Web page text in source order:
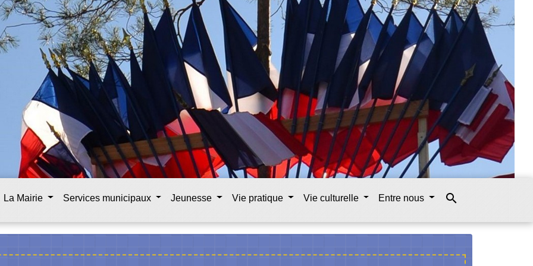
La Mairie Services municipaux Jeunesse Vie pratique Vie culturelle Entre nous search